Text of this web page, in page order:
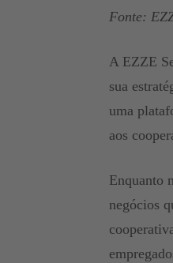
Fonte:
A EZZE
sua
uma
aos
Enquanto
negócios